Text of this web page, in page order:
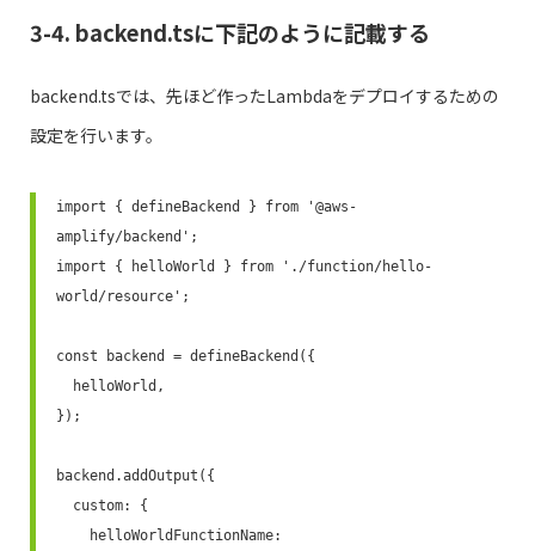
3-4. backend.tsに下記のように記載する
backend.tsでは、先ほど作ったLambdaをデプロイするための
設定を行います。
import { defineBackend } from '@aws-
amplify/backend';
import { helloWorld } from './function/hello-
world/resource';
const backend = defineBackend({
});
backend.addOutput({